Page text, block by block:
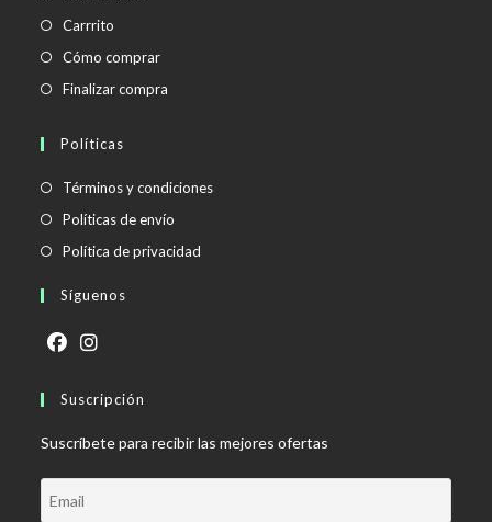
Carrrito
Cómo comprar
Finalizar compra
Políticas
Términos y condicionesSe
Políticas de envío
abre
Política de privacidad
Síguenos
abre
una
nueva
pestaña
abre
una
nueva
pestaña
Suscripción
Suscríbete para recibir las mejores ofertas